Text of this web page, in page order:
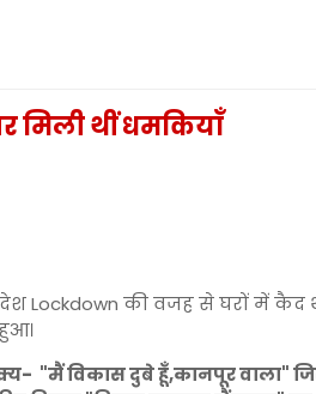
मिली थीं धमकियाँ
देश Lockdown की वजह से घरों में कैद
"मैं विकास दुबे हूँ,कानपूर वाला"